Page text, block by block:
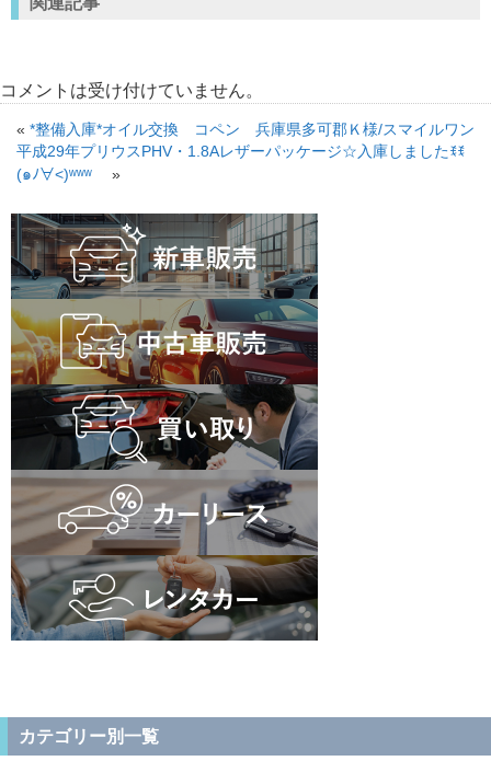
コメントは受け付けていません。
« *整備入庫*オイル交換 コペン 兵庫県多可郡Ｋ様/スマイルワン
平成29年プリウスPHV・1.8Aレザーパッケージ☆入庫しましたꉂꉂ
(๑ﾉ∀˂)ʷʷʷ
»
カテゴリー別一覧